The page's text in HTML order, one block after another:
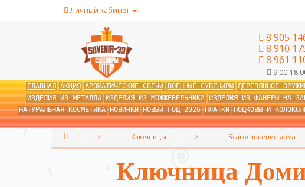
Личный кабинет
8 905
8 910
8 961
9:00-
ГЛАВНАЯ АКЦИЯ АРОМАТИЧЕСКИЕ СВЕЧИ ВОЕННЫЕ СУВЕНИРЫ ДЕРЕВЯННОЕ
ИЗДЕЛИЯ ИЗ МЕТАЛЛА ИЗДЕЛИЯ ИЗ МОЖЖЕВЕЛЬНИКА ИЗДЕЛИЯ ИЗ ФАНЕРЫ НА
НАТУРАЛЬНАЯ КОСМЕТИКА НОВИНКИ НОВЫЙ ГОД 2026 ПЛАТКИ ПОДКОВЫ И
Ключницы Благословение дома
Ключница